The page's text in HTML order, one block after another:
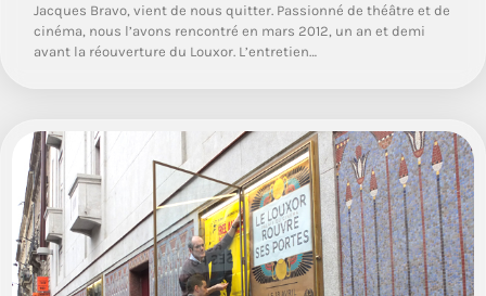
Jacques Bravo, vient de nous quitter. Passionné de théâtre et de
cinéma, nous l’avons rencontré en mars 2012, un an et demi
avant la réouverture du Louxor. L’entretien…